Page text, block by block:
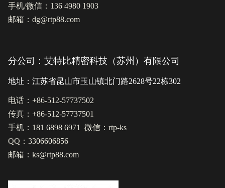
手机/微信：136 4980 1903
邮箱：dg@rtp88.com
分公司：艾特比精密科技（苏州）有限公司
地址：江苏省昆山市玉山镇北门路2628号22栋302
电话：+86-512-57737502
传真：+86-512-57737501
手机：181 6898 6971 微信：rtp-ks
QQ：3306606856
邮箱：ks@rtp88.com